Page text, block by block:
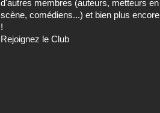
d'autres membres (auteurs, metteurs en
scène, comédiens...) et bien plus encore
!
Rejoignez le Club